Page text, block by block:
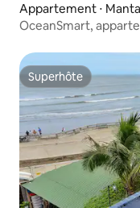
Appartement ⋅ Manta
OceanSmart,
Superhôte
Superhôte